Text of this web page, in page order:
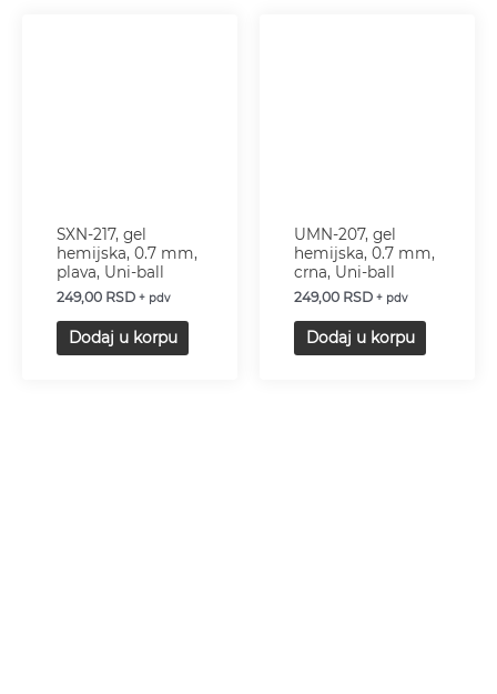
SXN-217, gel
hemijska, 0.7 mm,
plava, Uni-ball
249,00 RSD + pdv
Dodaj u korpu
UMN-207, gel
hemijska, 0.7 mm,
crna, Uni-ball
249,00 RSD + pdv
Dodaj u korpu